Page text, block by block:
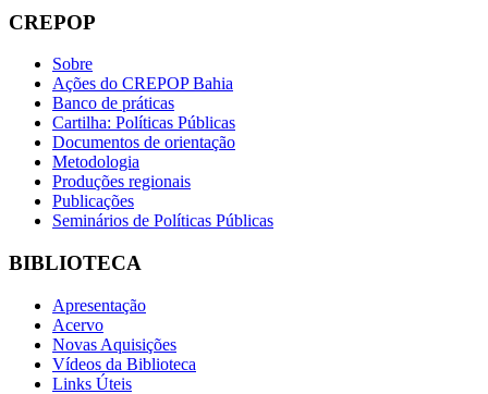
CREPOP
Sobre
Ações do CREPOP Bahia
Banco de práticas
Cartilha: Políticas Públicas
Documentos de orientação
Metodologia
Produções regionais
Publicações
Seminários de Políticas Públicas
BIBLIOTECA
Apresentação
Acervo
Novas Aquisições
Vídeos da Biblioteca
Links Úteis